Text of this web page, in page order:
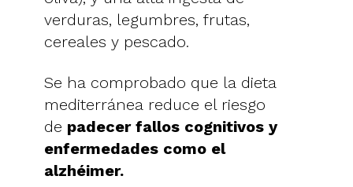
verduras, legumbres, frutas,
cereales y pescado.
Se ha comprobado que la dieta
mediterránea reduce el riesgo
de padecer fallos cognitivos y
enfermedades como el
alzhéimer.